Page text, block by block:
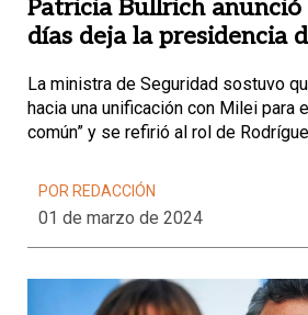
Patricia Bullrich anunció
días deja la presidencia
La ministra de Seguridad sostuvo
hacia una unificación con Milei para
común” y se refirió al rol de
POR REDACCIÓN
01 de marzo de 2024